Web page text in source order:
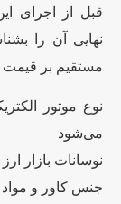
قبل از اجرای
نهایی آن را
مستقیم بر قیمت
نوع موتور
می‌شود
نوسانات بازار
جنس کاور و مواد